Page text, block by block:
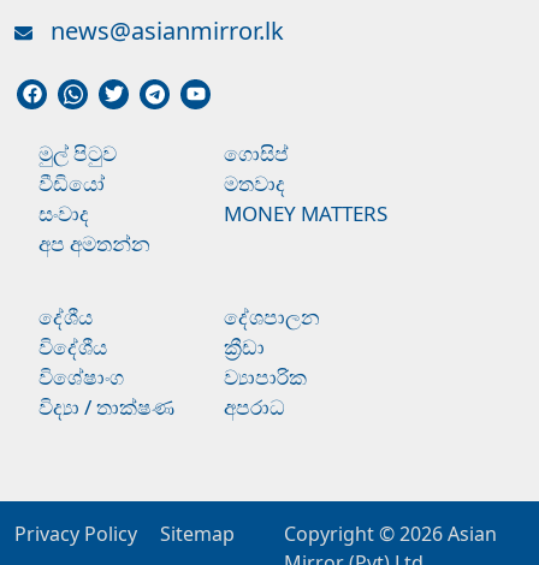
news@asianmirror.lk
මුල් පිටුව
ගොසිප්
වීඩියෝ
මතවාද
සංවාද
MONEY MATTERS
අප අමතන්න
දේශීය
දේශපාලන
විදේශීය
ක්‍රීඩා
විශේෂාංග
ව්‍යාපාරික
විද්‍යා / තාක්ෂණ
අපරාධ
Privacy Policy Sitemap Copyright © 2026Asian